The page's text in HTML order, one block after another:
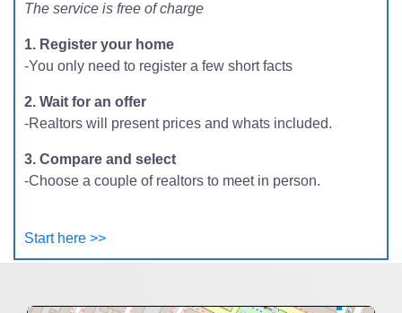
The service is free of charge
1. Register your home
-You only need to register a few short facts
2. Wait for an offer
-Realtors will present prices and whats included.
3. Compare and select
-Choose a couple of realtors to meet in person.
Start here >>